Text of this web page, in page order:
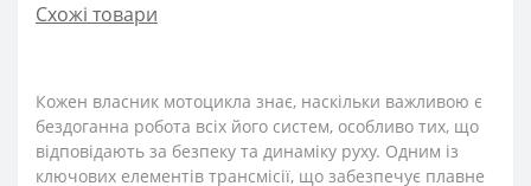
Схожі товари
Кожен власник мотоцикла знає, наскільки важливою є
бездоганна робота всіх його систем, особливо тих, що
відповідають за безпеку та динаміку руху. Одним із
ключових елементів трансмісії, що забезпечує плавне